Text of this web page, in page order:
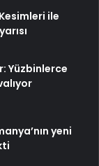
ile
Yüzbinlerce
yeni